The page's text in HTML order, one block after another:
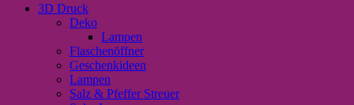
3D Druck
Deko
Lampen
Flaschenöffner
Geschenkideen
Lampen
Salz & Pfeffer Streuer